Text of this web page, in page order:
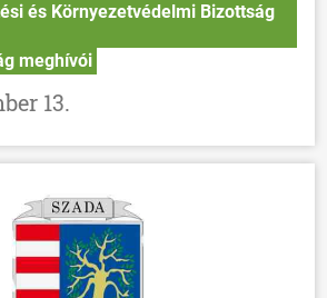
és Környezetvédelmi Bizottság
meghívói
13.